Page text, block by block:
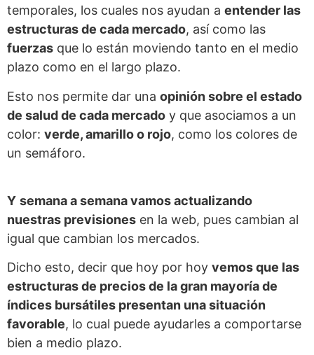
temporales, los cuales nos ayudan a entender las
estructuras de cada mercado, así como las
fuerzas que lo están moviendo tanto en el medio
plazo como en el largo plazo.
Esto nos permite dar una opinión sobre el estado
de salud de cada mercado y que asociamos a un
color: verde, amarillo o rojo, como los colores de
un semáforo.
Y semana a semana vamos actualizando
nuestras previsiones en la web, pues cambian al
igual que cambian los mercados.
Dicho esto, decir que hoy por hoy vemos que las
estructuras de precios de la gran mayoría de
índices bursátiles presentan una situación
favorable, lo cual puede ayudarles a comportarse
bien a medio plazo.